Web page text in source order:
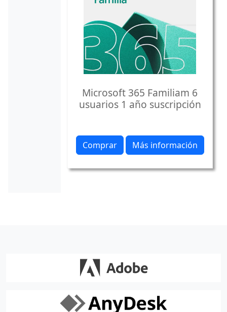
Microsoft 365 Familiam 6
usuarios 1 año suscripción
Comprar Más información